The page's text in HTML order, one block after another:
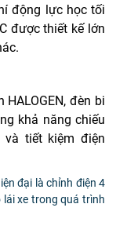
động lực học tối
được thiết kế lớn
đèn bi
khả năng chiếu
tiết kiệm điện
đại là chỉnh điện 4
xe trong quá trình